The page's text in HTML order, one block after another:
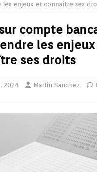
les enjeux et connaître ses
compte
les
ses droits
2024 Martin Sanchez